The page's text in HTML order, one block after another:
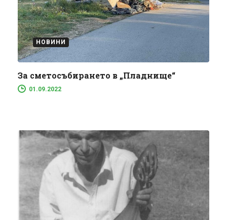
НОВИНИ
За сметосъбирането в „Пладнище“
01.09.2022